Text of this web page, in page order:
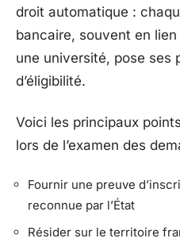
droit automatique :
bancaire, souvent en
une université, pose ses
d’éligibilité.
Voici les principaux
lors de l’examen des
Fournir une preuve
reconnue par l’État
Résider sur le territoire